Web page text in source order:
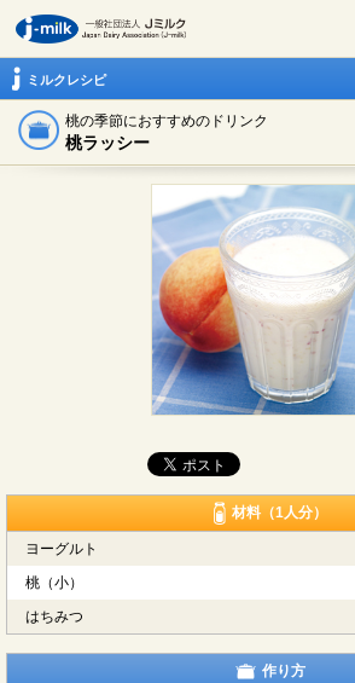
ミルクレシピ
桃の季節におすすめのドリンク
桃ラッシー
材料（1人分）
ヨーグルト
桃（小）
はちみつ
作り方